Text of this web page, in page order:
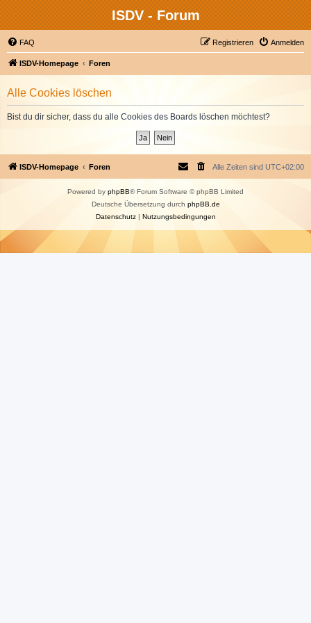
ISDV - Forum
FAQ Anmelden
Registrieren
ISDV-Homepage Foren
Alle Cookies löschen
Bist du dir sicher, dass du alle Cookies des Boards löschen möchtest?
ISDV-Homepage Foren Alle Zeiten sind UTC+02:00
Powered by phpBB® Forum Software © phpBB Limited
Deutsche Übersetzung durch phpBB.de
Datenschutz| Nutzungsbedingungen